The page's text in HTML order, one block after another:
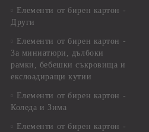
Елементи от бирен картон -
Други
Елементи от бирен картон -
За миниатюри, дълбоки
рамки, бебешки съкровища и
екслоадиращи кутии
Елементи от бирен картон -
Коледа и Зима
Елементи от бирен картон -